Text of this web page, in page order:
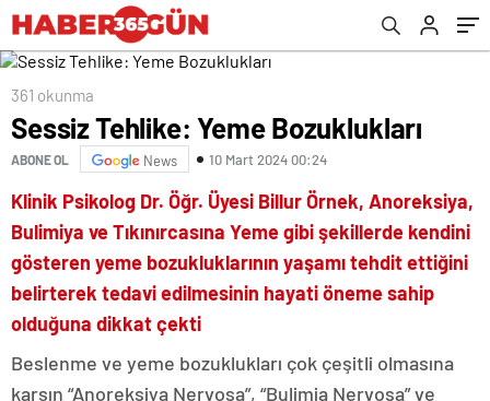
361 okunma
Sessiz Tehlike: Yeme Bozuklukları
ABONE OL News 10 Mart 2024 00:24
Klinik Psikolog Dr. Öğr. Üyesi Billur Örnek, Anoreksiya,
Bulimiya ve Tıkınırcasına Yeme gibi şekillerde kendini
gösteren yeme bozukluklarının yaşamı tehdit ettiğini
belirterek tedavi edilmesinin hayati öneme sahip
olduğuna dikkat çekti
Beslenme ve yeme bozuklukları çok çeşitli olmasına
karşın “Anoreksiya Nervosa”, “Bulimia Nervosa” ve